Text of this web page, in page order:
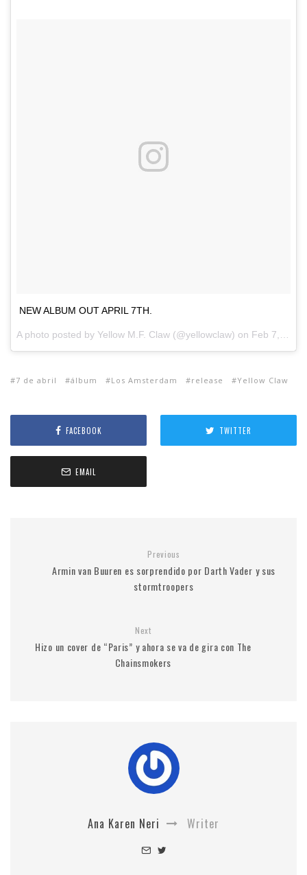
NEW ALBUM OUT APRIL 7TH.
A photo posted by Yellow M.F. Claw (@yellowclaw) on Feb 7, 2017 at 9:00am PST
7 de abril álbum Los Amsterdam release Yellow Claw
FACEBOOK TWITTER
EMAIL
Previous
Armin van Buuren es sorprendido por Darth Vader y sus
stormtroopers
Next
Hizo un cover de “Paris” y ahora se va de gira con The
Chainsmokers
Ana Karen Neri Writer